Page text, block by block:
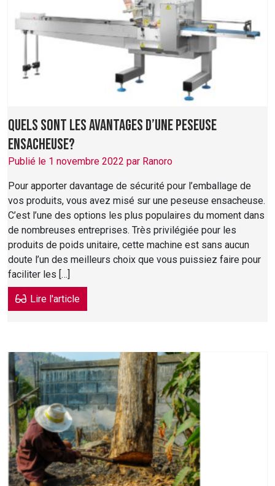
Quels sont les avantages d’une peseuse
ensacheuse?
Publié le 1 novembre 2022 par Ranoro
Pour apporter davantage de sécurité pour l’emballage de
vos produits, vous avez misé sur une peseuse ensacheuse.
C’est l’une des options les plus populaires du moment dans
de nombreuses entreprises. Très privilégiée pour les
produits de poids unitaire, cette machine est sans aucun
doute l’un des meilleurs choix que vous puissiez faire pour
faciliter les […]
Lire l'article